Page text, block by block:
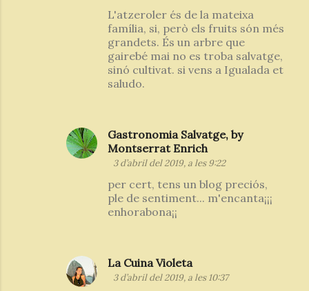
L'atzeroler és de la mateixa
família, si, però els fruits són més
grandets. És un arbre que
gairebé mai no es troba salvatge,
sinó cultivat. si vens a Igualada et
saludo.
Gastronomia Salvatge, by
Montserrat Enrich
3 d’abril del 2019, a les 9:22
per cert, tens un blog preciós,
ple de sentiment... m'encanta¡¡¡
enhorabona¡¡
La Cuina Violeta
3 d’abril del 2019, a les 10:37